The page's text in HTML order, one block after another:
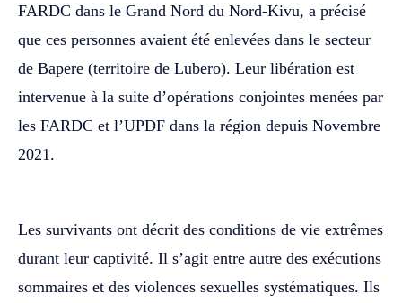
FARDC dans le Grand Nord du Nord-Kivu, a précisé
que ces personnes avaient été enlevées dans le secteur
de Bapere (territoire de Lubero). Leur libération est
intervenue à la suite d’opérations conjointes menées par
les FARDC et l’UPDF dans la région depuis Novembre
2021.
Les survivants ont décrit des conditions de vie extrêmes
durant leur captivité. Il s’agit entre autre des exécutions
sommaires et des violences sexuelles systématiques. Ils